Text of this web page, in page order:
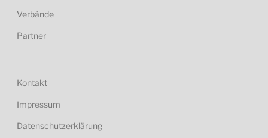
Verbände
Partner
Kontakt
Impressum
Datenschutzerklärung